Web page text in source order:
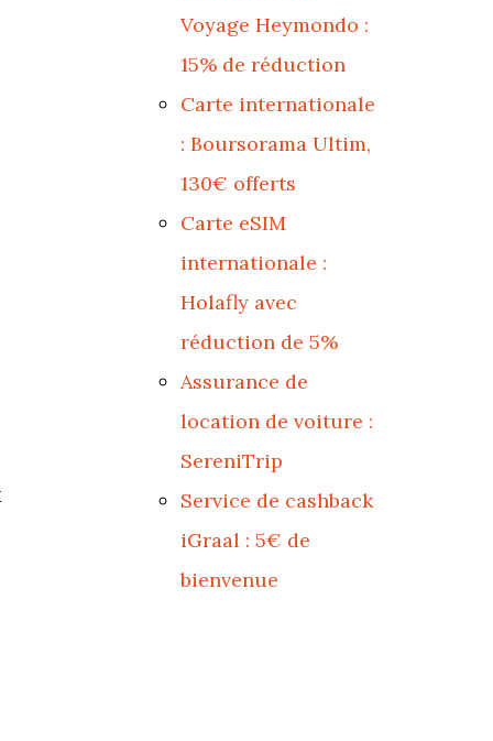
Voyage Heymondo :
15% de réduction
Carte internationale
: Boursorama Ultim,
130€ offerts
Carte eSIM
internationale :
Holafly avec
réduction de 5%
Assurance de
location de voiture :
SereniTrip
Service de cashback
iGraal : 5€ de
bienvenue